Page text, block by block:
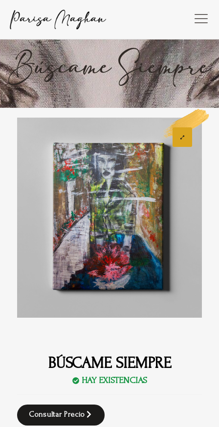
Búscame Siempre
BÚSCAME SIEMPRE
HAY EXISTENCIAS
Consultar Precio